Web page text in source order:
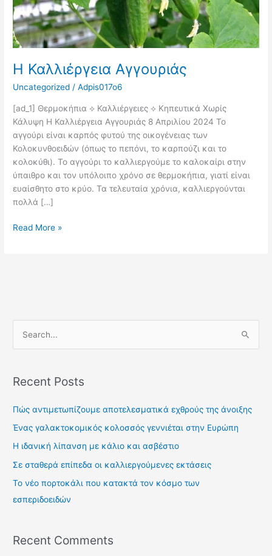
Η Καλλιέργεια Αγγουριάς
Uncategorized /Adpis017o6
[ad_1] Θερμοκήπια ⟡ Καλλιέργειες ⟡ Κηπευτικά Χωρίς
Κάλυψη Η Καλλιέργεια Αγγουριάς 8 Απριλίου 2024 Το
αγγούρι είναι καρπός φυτού της οικογένειας των
Κολοκυνθοειδών (όπως το πεπόνι, το καρπούζι και το
κολοκύθι). Το αγγούρι το καλλιεργούμε το καλοκαίρι στην
ύπαιθρο και τον υπόλοιπο χρόνο σε θερμοκήπια, γιατί είναι
ευαίσθητο στο κρύο. Τα τελευταία χρόνια, καλλιεργούνται
πολλά […]
Read More »
r
o
r
:
Recent Posts
Πώς αντιμετωπίζουμε αποτελεσματικά εχθρούς της άνοιξης
Ένας γαλακτοκομικός κολοσσός γεννιέται στην Ευρώπη
Η ιδανική λίπανση με κάλιο και ασβέστιο
Σε σταθερά επίπεδα οι καλλιεργούμενες εκτάσεις
Το νέο πορτοκάλι που κατακτά τον κόσμο των
εσπεριδοειδών
Recent Comments